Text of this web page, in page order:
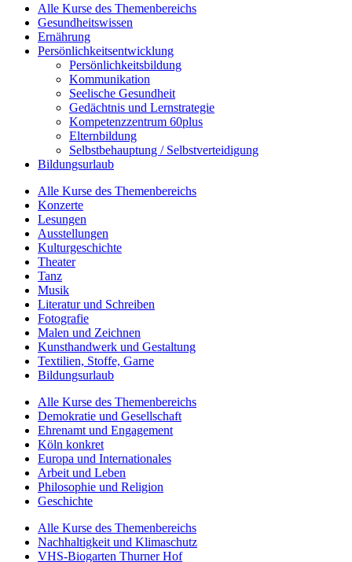
Alle Kurse des Themenbereichs
Gesundheitswissen
Ernährung
Persönlichkeitsentwicklung
Persönlichkeitsbildung
Kommunikation
Seelische Gesundheit
Gedächtnis und Lernstrategie
Kompetenzzentrum 60plus
Elternbildung
Selbstbehauptung / Selbstverteidigung
Bildungsurlaub
Alle Kurse des Themenbereichs
Konzerte
Lesungen
Ausstellungen
Kulturgeschichte
Theater
Tanz
Musik
Literatur und Schreiben
Fotografie
Malen und Zeichnen
Kunsthandwerk und Gestaltung
Textilien, Stoffe, Garne
Bildungsurlaub
Alle Kurse des Themenbereichs
Demokratie und Gesellschaft
Ehrenamt und Engagement
Köln konkret
Europa und Internationales
Arbeit und Leben
Philosophie und Religion
Geschichte
Alle Kurse des Themenbereichs
Nachhaltigkeit und Klimaschutz
VHS-Biogarten Thurner Hof